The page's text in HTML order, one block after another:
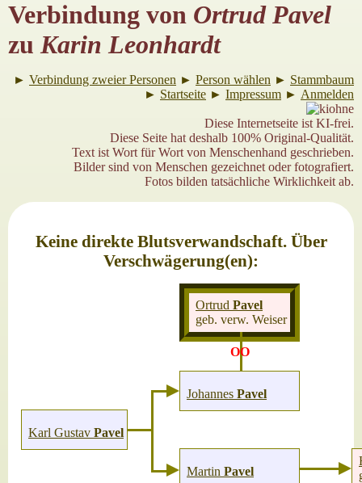
Verbindung von Ortrud Pavel
zu Karin Leonhardt
► Verbindung zweier Personen ► Person wählen ► Stammbaum
► Startseite ► Impressum ► Anmelden
Diese Internetseite ist KI-frei.
Diese Seite hat deshalb 100% Original-Qualität.
Text ist Wort für Wort von Menschenhand geschrieben.
Bilder sind von Menschen gezeichnet oder fotografiert.
Fotos bilden tatsächliche Wirklichkeit ab.
Keine direkte Blutsverwandschaft. Über
Verschwägerung(en):
Karl Gustav Pavel
Ortrud Pavel
geb. verw. Weiser
OO
Johannes Pavel
Martin Pavel